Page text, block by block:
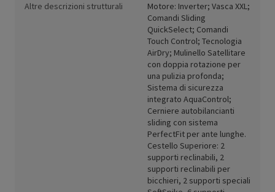
Altre descrizioni strutturali
Motore: Inverter; Vasca XXL;
Comandi Sliding
QuickSelect; Comandi
Touch Control; Tecnologia
AirDry; Mulinello Satellitare
con doppia rotazione per
una pulizia profonda;
Sistema di sicurezza
integrato AquaControl;
Cerniere autobilancianti
sliding con sistema
PerfectFit per ante lunghe.
Cestello Superiore: 2
supporti reclinabili, 2
supporti reclinabili per
bicchieri, 2 supporti speciali